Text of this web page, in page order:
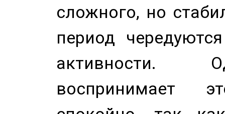
сложного, но
период
активности.
воспринимает